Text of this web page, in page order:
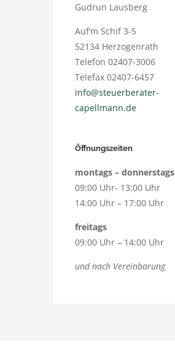
Gudrun Lausberg
Auf’m Schif 3-5
52134 Herzogenrath
Telefon 02407-3006
Telefax 02407-6457
info@steuerberater-
capellmann.de
Öffnungszeiten
montags – donnerstags
09:00 Uhr- 13:00 Uhr
14:00 Uhr – 17:00 Uhr
freitags
09:00 Uhr – 14:00 Uhr
und nach Vereinbarung